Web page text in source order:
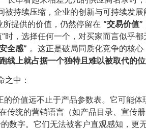
持续压缩，企业的创新与可持续发
提供的价值，仍然停留在 ​“交易价值”​
，选择任何一个，对买家而言似乎
全感”​ 。这正是破局同质化竞争的核心
线上就占据一个独特且难以被取代的位
中：
价值远不止于产品参数表。它可能体
传统的营销语言（如产品目录、宣传
数字。它们无法被客户直观感知，更